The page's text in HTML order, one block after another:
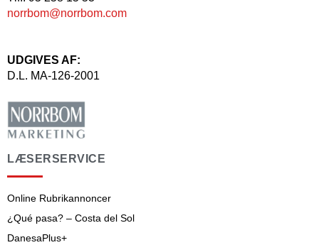
norrbom@norrbom.com
UDGIVES AF:
D.L. MA-126-2001
LÆSERSERVICE
Online Rubrikannoncer
¿Qué pasa? – Costa del Sol
DanesaPlus+